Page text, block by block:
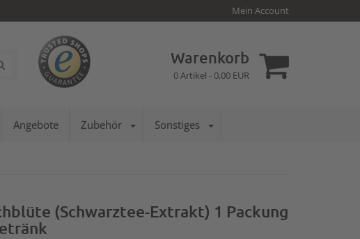
Mein Account
Warenkorb
0Artikel - 0,00 EUR
Angebote Zubehör Sonstiges
(Schwarztee-Extrakt) 1 Packung